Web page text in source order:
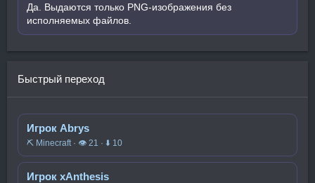
Да. Выдаются только PNG-изображения без
исполняемых файлов.
Быстрый переход
Игрок Abrys
⛏️ Minecraft · 👁 21 · ⬇ 10
Игрок xAnthesis